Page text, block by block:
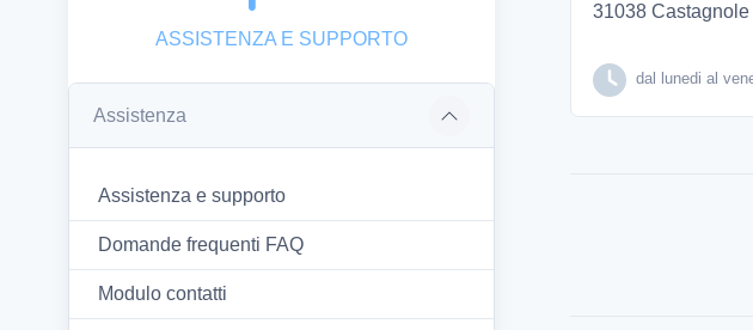
ASSISTENZA E SUPPORTO
Assistenza
Assistenza e supporto
Domande frequenti FAQ
Modulo contatti
31038
dal lunedi al